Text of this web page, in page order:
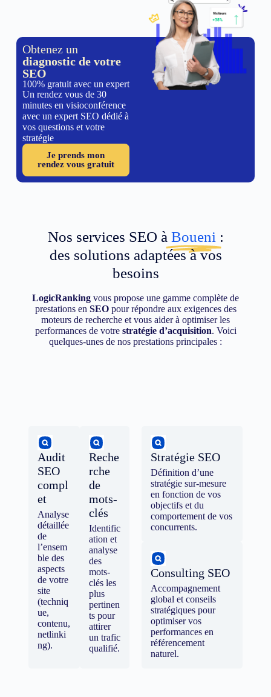
Obtenez un
diagnostic de votre
SEO
100% gratuit avec un expert
Un rendez vous de 30
minutes en visioconférence
avec un expert SEO dédié à
vos questions et votre
stratégie
Je prends mon
rendez vous gratuit
Nos services SEO à Boueni :
des solutions adaptées à vos
besoins
LogicRanking vous propose une gamme complète de
prestations en SEOpour répondre aux exigences des
moteurs de recherche et vous aider à optimiser les
performances de votre stratégie d’acquisition. Voici
quelques-unes de nos prestations principales :
Audit
SEO
compl
et
Analyse
détaillée
de
l’ensem
ble des
aspects
de votre
site
(techniq
ue,
contenu,
netlinki
ng).
Reche
rche
de
mots-
clés
Identific
ation et
analyse
des
mots-
clés les
plus
pertinen
ts pour
attirer
un trafic
qualifié.
Stratégie SEO
Définition d’une
stratégie sur-mesure
en fonction de vos
objectifs et du
comportement de vos
concurrents.
Consulting SEO
Accompagnement
global et conseils
stratégiques pour
optimiser vos
performances en
référencement
naturel.